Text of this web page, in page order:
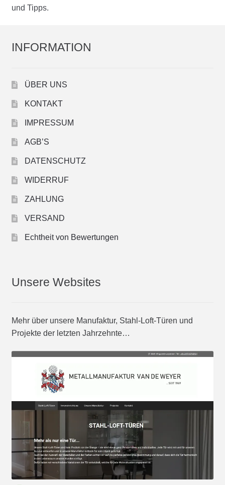
und Tipps.
INFORMATION
ÜBER UNS
KONTAKT
IMPRESSUM
AGB’S
DATENSCHUTZ
WIDERRUF
ZAHLUNG
VERSAND
Echtheit von Bewertungen
Unsere Websites
Mehr über unsere Manufaktur, Stahl-Loft-Türen und
Projekte der letzten Jahrzehnte…